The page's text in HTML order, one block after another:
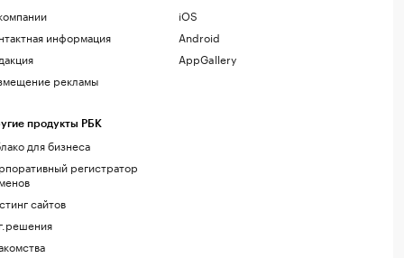
информация
рекламы
продукты РБК
для бизнеса
регистратор
сайтов
iOS
Android
AppGallery